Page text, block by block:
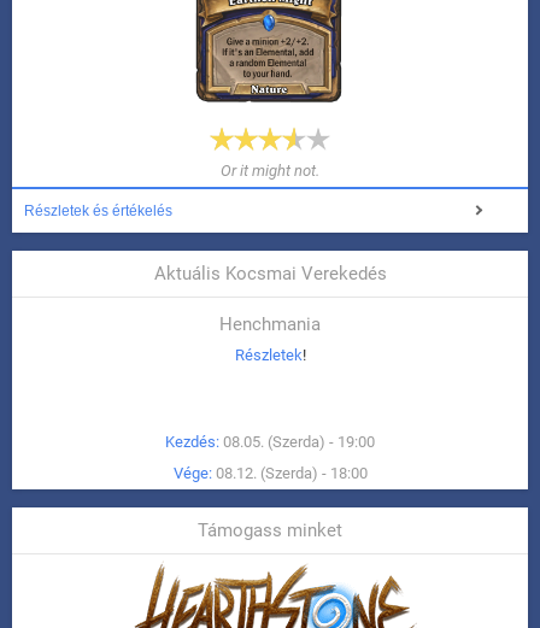
Or it might not.
Részletek és értékelés
Aktuális Kocsmai Verekedés
Henchmania
Részletek!
Kezdés: 08.05. (Szerda) - 19:00
Vége: 08.12. (Szerda) - 18:00
Támogass minket